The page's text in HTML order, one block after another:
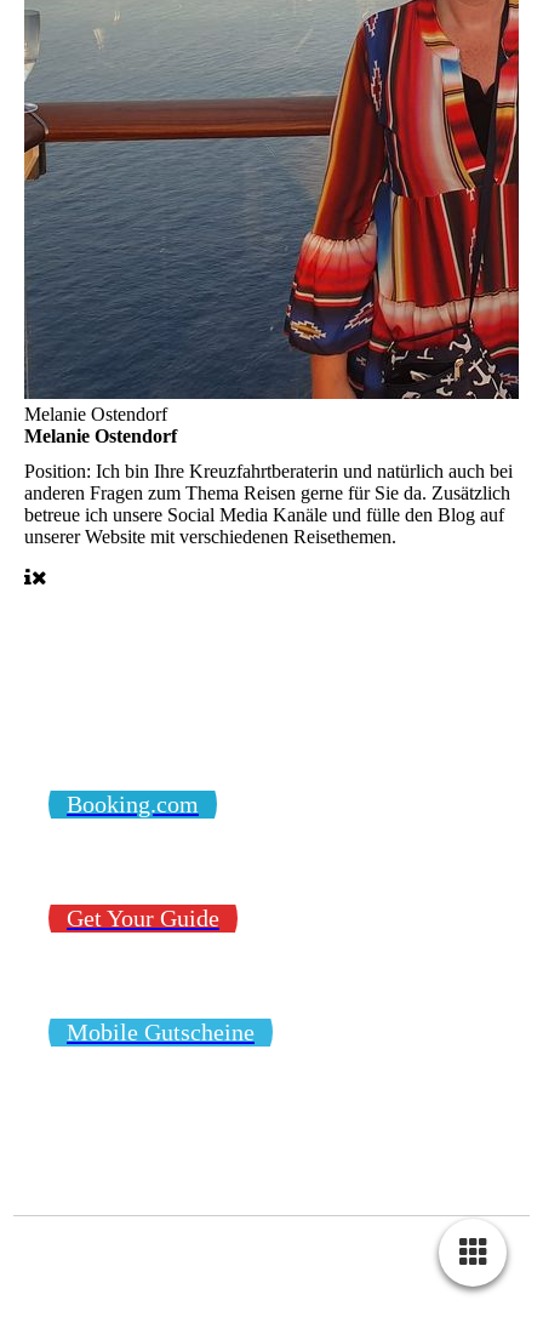
Melanie Ostendorf
Melanie Ostendorf
Position: Ich bin Ihre Kreuzfahrtberaterin und natürlich auch bei
anderen Fragen zum Thema Reisen gerne für Sie da. Zusätzlich
betreue ich unsere Social Media Kanäle und fülle den Blog auf
unserer Website mit verschiedenen Reisethemen.
Booking.com
Get Your Guide
Mobile Gutscheine